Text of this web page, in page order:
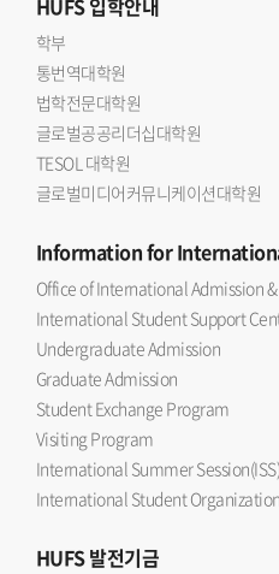
HUFS입학안내
학부
통번역대학원
법학전문대학원
글로벌공공리더십대학원
TESOL 대학원
글로벌미디어커뮤니케이션대학원
Informationfor
Office of International Admission
International Student Support
Undergraduate Admission
Graduate Admission
Student Exchange Program
Visiting Program
International Summer Session(ISS)
International Student
HUFS발전기금